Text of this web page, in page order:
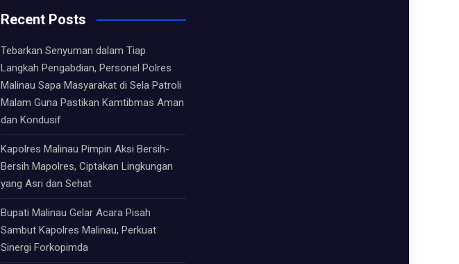
Recent Posts
Tebarkan Senyuman dalam Tiap
Langkah Pengabdian, Personel Polres
Malinau Sapa Masyarakat di Sela Patroli
Malam Guna Pastikan Kamtibmas Aman
dan Kondusif
Kapolres Malinau Pimpin Aksi Bersih-
Bersih Mapolres, Ciptakan Lingkungan
yang Asri dan Sehat
Bupati Malinau Gelar Acara Pisah
Sambut Kapolres Malinau, Perkuat
Sinergi Forkopimda